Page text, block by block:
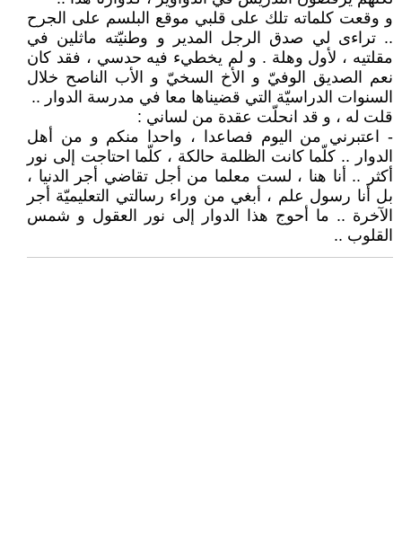
و وقعت كلماته تلك على قلبي موقع البلسم على الجرح
.. تراءى لي صدق الرجل المدير و وطنيّته ماثلين في
مقلتيه ، لأول وهلة . و لم يخطيء فيه حدسي ، فقد كان
نعم الصديق الوفيّ و الأخ السخيّ و الأب الناصح خلال
السنوات الدراسيّة التي قضيناها معا في مدرسة الدوار ..
قلت له ، و قد انحلّت عقدة من لساني :
- اعتبرني من اليوم فصاعدا ، واحدا منكم و من أهل
الدوار .. كلّما كانت الظلمة حالكة ، كلّما احتاجت إلى نور
أكثر .. أنا هنا ، لست معلما من أجل تقاضي أجر الدنيا ،
بل أنا رسول علم ، أبغي من وراء رسالتي التعليميّة أجر
الآخرة .. ما أحوج هذا الدوار إلى نور العقول و شمس
القلوب ..